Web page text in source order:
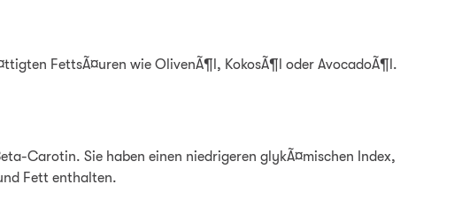
FettsÃ¤uren wie OlivenÃ¶l, KokosÃ¶l oder AvocadoÃ¶l.
Carotin. Sie haben einen niedrigeren glykÃ¤mischen Index,
Fett enthalten.